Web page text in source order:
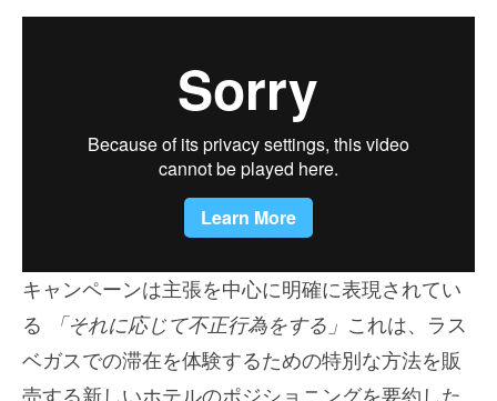
キャンペーンは主張を中心に明確に表現されてい
る
「それに応じて不正行為をする」 これは、ラス
ベガスでの滞在を体験するための特別な方法を販